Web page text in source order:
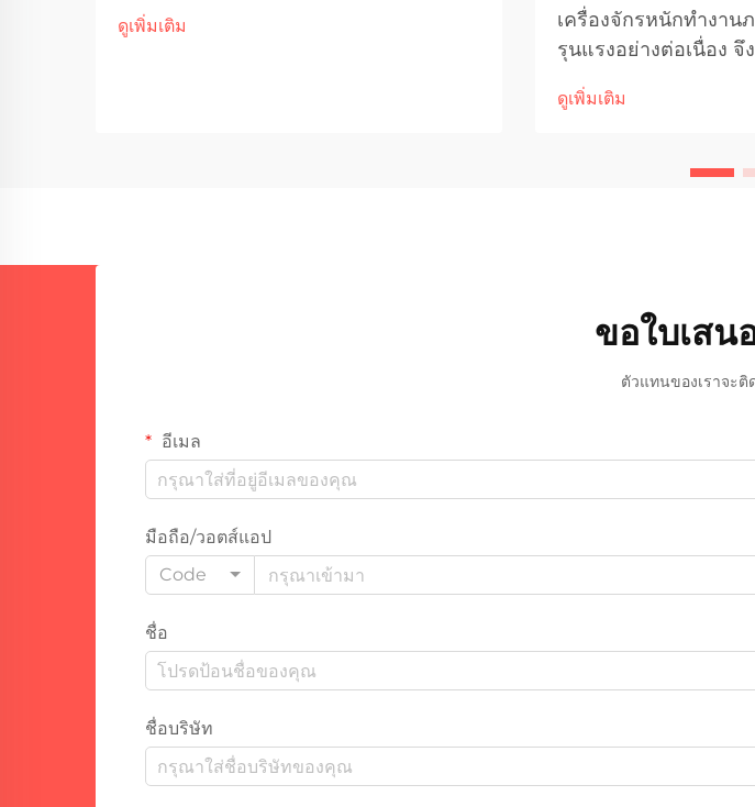
ต่อค่าใช้จ่ายสูงในกระบวนการผลิต
ดูเพิ่มเติม
เครื่องจักรหนักทำงาน
รุนแรงอย่างต่อเนื่อง จึ
ความเครียดเชิงกล ซึ่ง
เมื่ออุปกรณ์ราคาแพงเ
ดูเพิ่มเติม
ขอใบเสน
ตัวแทนของเราจะติ
อีเมล
มือถือ/วอตส์แอป
Code
ชื่อ
ชื่อบริษัท